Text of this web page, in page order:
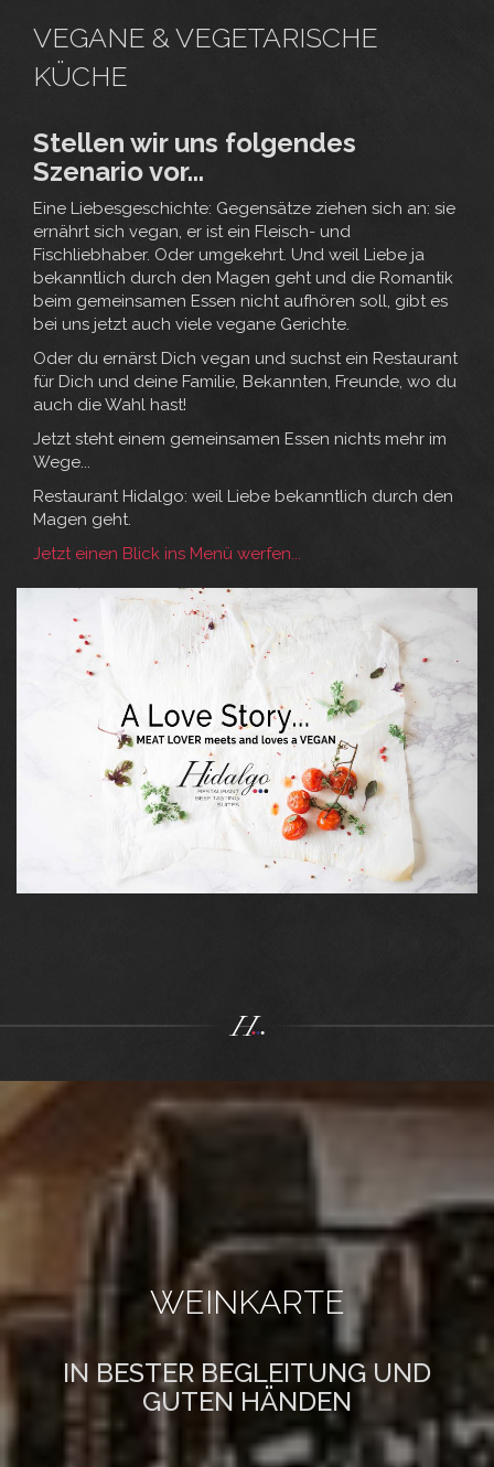
VEGANE & VEGETARISCHE
KÜCHE
Stellen wir uns folgendes
Szenario vor...
Eine Liebesgeschichte: Gegensätze ziehen sich an: sie
ernährt sich vegan, er ist ein Fleisch- und
Fischliebhaber. Oder umgekehrt. Und weil Liebe ja
bekanntlich durch den Magen geht und die Romantik
beim gemeinsamen Essen nicht aufhören soll, gibt es
bei uns jetzt auch viele vegane Gerichte.
Oder du ernärst Dich vegan und suchst ein Restaurant
für Dich und deine Familie, Bekannten, Freunde, wo du
auch die Wahl hast!
Jetzt steht einem gemeinsamen Essen nichts mehr im
Wege...
Restaurant Hidalgo: weil Liebe bekanntlich durch den
Magen geht.
Jetzt einen Blick ins Menü werfen...
WEINKARTE
IN BESTER BEGLEITUNG UND
GUTEN HÄNDEN